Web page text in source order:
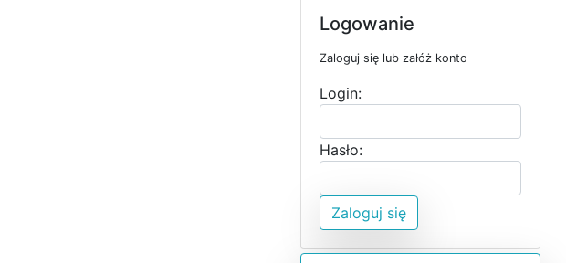
Logowanie
Zaloguj się lub załóż konto
Login:
Hasło:
Zaloguj się